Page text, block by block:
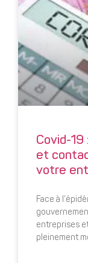
Covid-19
et
votre
Face à
entreprises
pleinement